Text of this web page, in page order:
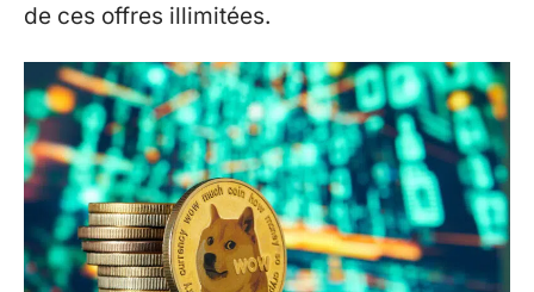
de ces offres illimitées.